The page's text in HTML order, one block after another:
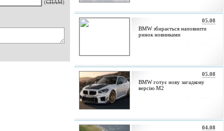
(СПАМ)
05.08
BMW збирається наповнити
ринок новинками
05.08
BMW готує нову загадкову
версію M2
04.08